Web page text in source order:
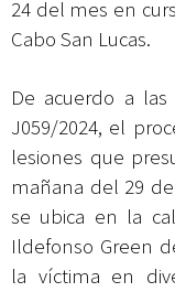
24 del mes en
Cabo San Lucas.
De acuerdo a las
J059/2024, el
lesiones que
mañana del 29
se ubica en la
Ildefonso Green
la víctima en